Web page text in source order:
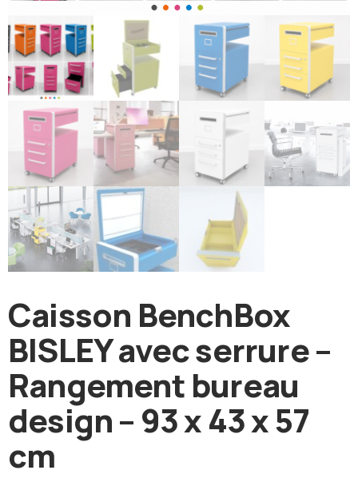
Caisson BenchBox
BISLEY avec serrure –
Rangement bureau
design – 93 x 43 x 57
cm